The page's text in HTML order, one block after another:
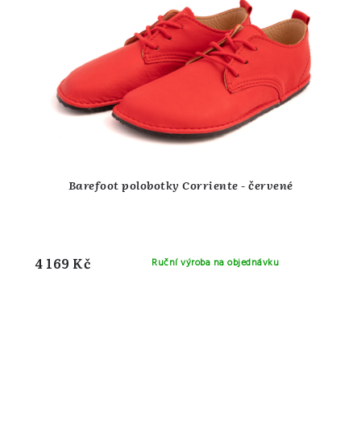
Barefoot polobotky Corriente - červené
Ruční výroba na objednávku
4 169 Kč